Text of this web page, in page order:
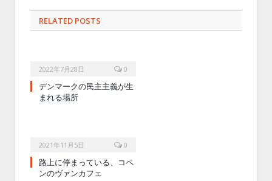
RELATED POSTS
2022年7月28日 0
デンマークの民主主義が生
まれる場所
2021年11月5日 0
路上に停まっている、コペ
ンのヴァンカフェ